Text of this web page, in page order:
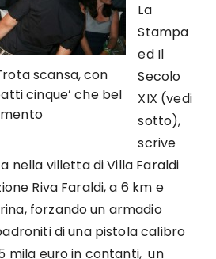
scansa, con
cinque’ che bel
La
Stampa
ed Il
Secolo
XIX (vedi
sotto),
scrive
nella villetta di Villa Faraldi
Riva Faraldi, a 6 km e
forzando un armadio
di una pistola calibro
mila euro in contanti, un